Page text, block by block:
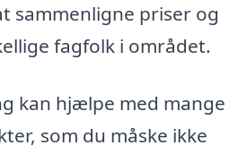
sammenligne priser og
fagfolk i området.
kan hjælpe med mange
som du måske ikke